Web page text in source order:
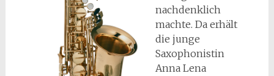
nachdenklich
machte. Da erhält
die junge
Saxophonistin
Anna Lena